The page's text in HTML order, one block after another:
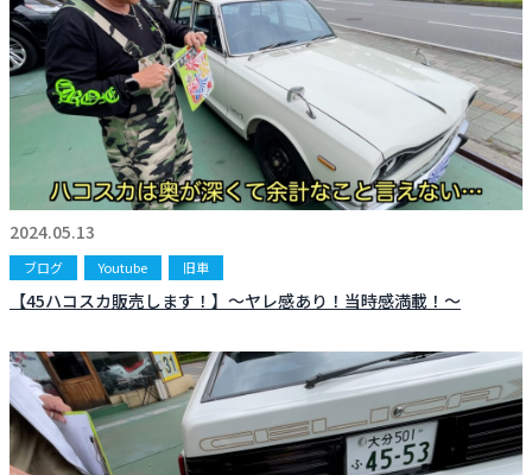
2024.05.13
ブログ Youtube 旧車
【45ハコスカ販売します！】〜ヤレ感あり！当時感満載！〜